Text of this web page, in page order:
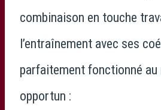
combinaison en touche
l’entraînement avec ses
parfaitement fonctionné au
opportun :